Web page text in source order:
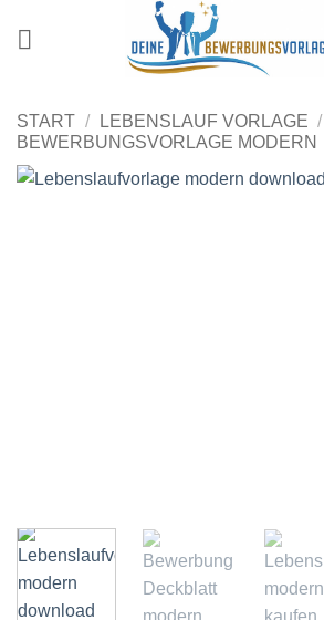
START / LEBENSLAUF VORLAGE /
BEWERBUNGSVORLAGE MODERN